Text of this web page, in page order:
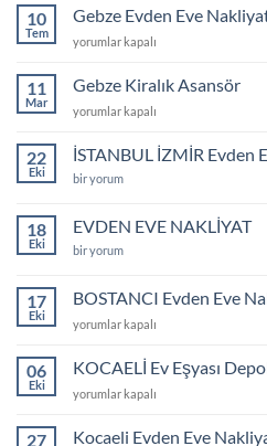
için
eve
için
10
Tem
Gebze Evden Eve
Gebze
Eve
Fiyatları
yorumlar kapalı
11
Mar
Gebze Kiralık Asansör
Gebze
Asansör
yorumlar kapalı
22
Eki
İSTANBUL İZMİR Evden
İSTANBUL
Eve
Nakliyat
Fiyatları
bir yorum
18
Eki
EVDEN EVE NAKLİYAT
EVDEN
için
bir yorum
17
Eki
BOSTANCI Evden Eve
BOSTANCI
Eve
için
yorumlar kapalı
06
Eki
KOCAELİ Ev Eşyası
KOCAELİ
Eşyası
yorumlar kapalı
27 Kocaeli Evden Eve